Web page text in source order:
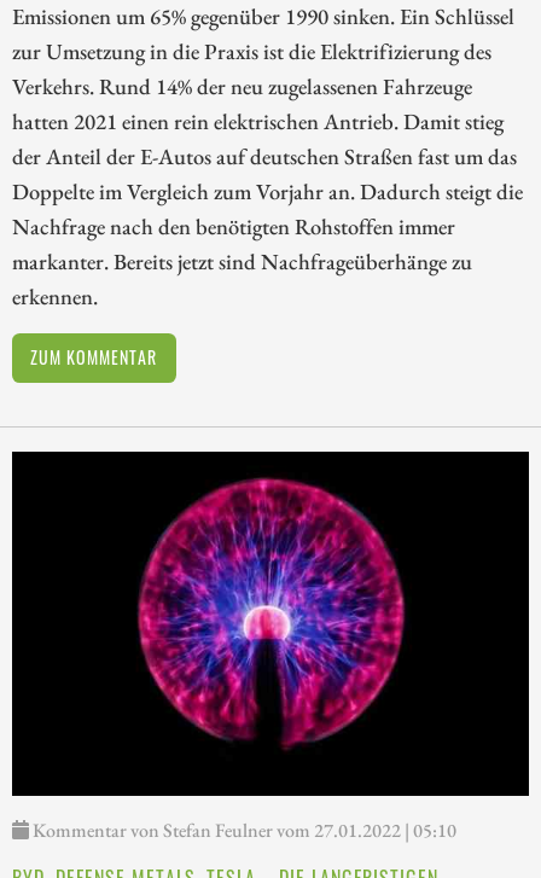
Emissionen um 65% gegenüber 1990 sinken. Ein Schlüssel
zur Umsetzung in die Praxis ist die Elektrifizierung des
Verkehrs. Rund 14% der neu zugelassenen Fahrzeuge
hatten 2021 einen rein elektrischen Antrieb. Damit stieg
der Anteil der E-Autos auf deutschen Straßen fast um das
Doppelte im Vergleich zum Vorjahr an. Dadurch steigt die
Nachfrage nach den benötigten Rohstoffen immer
markanter. Bereits jetzt sind Nachfrageüberhänge zu
erkennen.
ZUM KOMMENTAR
Kommentar von Stefan Feulner vom 27.01.2022 | 05:10